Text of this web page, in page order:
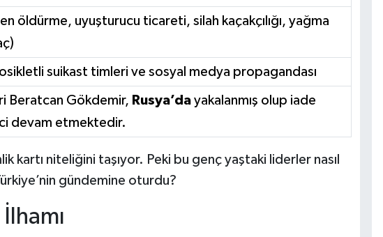
öldürme, uyuşturucu ticareti, silah kaçakçılığı, yağma
suikast timleri ve sosyal medya propagandası
Beratcan Gökdemir, Rusya’dayakalanmış olup iade
devam etmektedir.
kartı niteliğini taşıyor. Peki bu genç yaştaki liderler nasıl
gündemine oturdu?